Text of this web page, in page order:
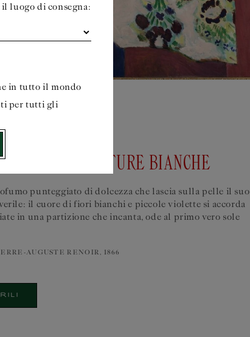
E FIORITURE BIANCHE
punteggiato di dolcezza che lascia sulla pelle il suo
il cuore di fiori bianchi e piccole violette si accorda
in una partizione che incanta, ode al primo vero sole
AUGUSTE RENOIR, 1866
il luogo di consegna:
in tutto il mondo
per tutti gli